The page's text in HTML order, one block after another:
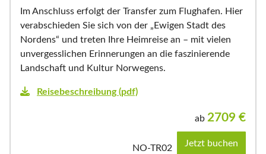
Im Anschluss erfolgt der Transfer zum Flughafen. Hier
verabschieden Sie sich von der „Ewigen Stadt des
Nordens“ und treten Ihre Heimreise an – mit vielen
unvergesslichen Erinnerungen an die faszinierende
Landschaft und Kultur Norwegens.
Reisebeschreibung (pdf)
ab 2709 €
NO-TR02 Jetzt buchen